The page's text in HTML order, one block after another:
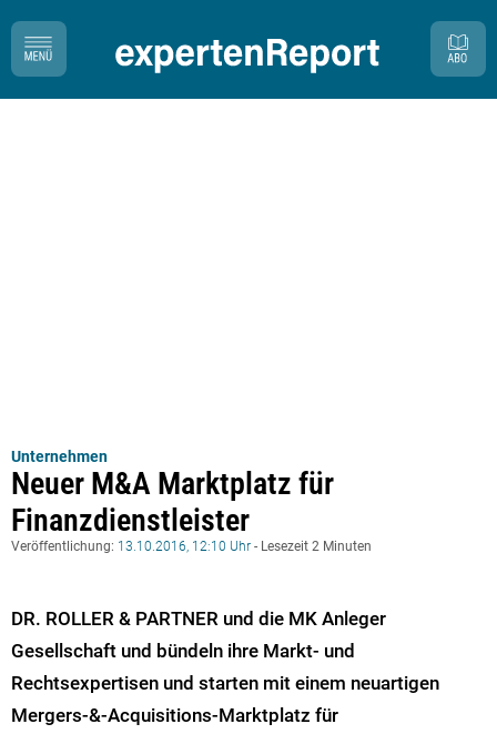
Unternehmen
Neuer M&A Marktplatz für
Finanzdienstleister
Veröffentlichung: 13.10.2016, 12:10 Uhr - Lesezeit 2 Minuten
DR. ROLLER & PARTNER und die MK Anleger
Gesellschaft und bündeln ihre Markt- und
Rechtsexpertisen und starten mit einem neuartigen
Mergers-&-Acquisitions-Marktplatz für